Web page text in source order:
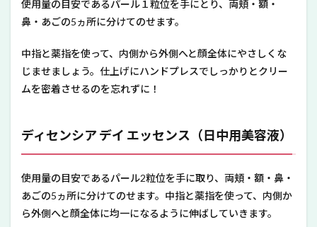
使用量の目安であるパール１粒位を手にとり、両頬・額・
鼻・あごの5ヵ所に分けてのせます。
中指と薬指を使って、内側から外側へと顔全体にやさしくな
じませましょう。仕上げにハンドプレスでしっかりとクリー
ムを密着させるのを忘れずに！
ディセンシア デイ エッセンス（日中用美容液）
使用量の目安であるパール2粒位を手に取り、両頬・額・鼻・
あごの5ヵ所に分けてのせます。中指と薬指を使って、内側か
ら外側へと顔全体に均一になるように伸ばしていきます。